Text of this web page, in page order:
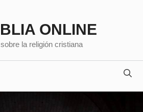
ONLINE
la religión cristiana